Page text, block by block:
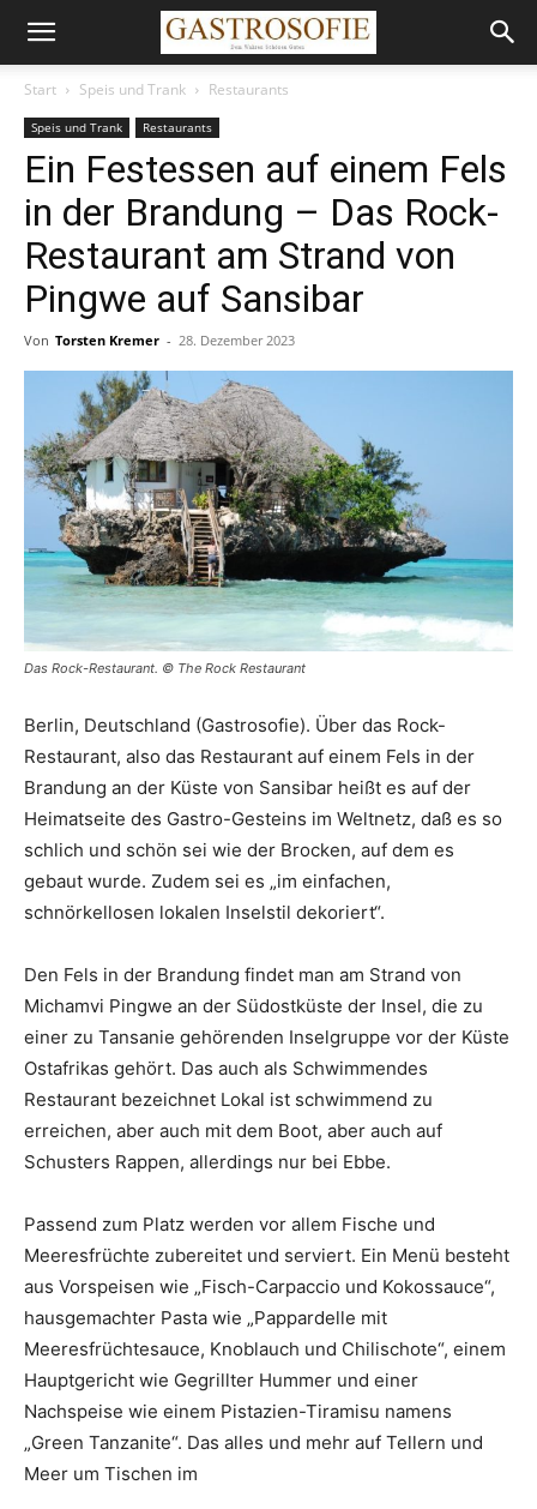
Start Speis und Trank Restaurants
Speis und Trank Restaurants
Ein Festessen auf einem Fels
in der Brandung – Das Rock-
Restaurant am Strand von
Pingwe auf Sansibar
Von Torsten Kremer - 28. Dezember 2023
Das Rock-Restaurant. © The Rock Restaurant
Berlin, Deutschland (Gastrosofie). Über das Rock-
Restaurant, also das Restaurant auf einem Fels in der
Brandung an der Küste von Sansibar heißt es auf der
Heimatseite des Gastro-Gesteins im Weltnetz, daß es so
schlich und schön sei wie der Brocken, auf dem es
gebaut wurde. Zudem sei es „im einfachen,
schnörkellosen lokalen Inselstil dekoriert“.
Den Fels in der Brandung findet man am Strand von
Michamvi Pingwe an der Südostküste der Insel, die zu
einer zu Tansanie gehörenden Inselgruppe vor der Küste
Ostafrikas gehört. Das auch als Schwimmendes
Restaurant bezeichnet Lokal ist schwimmend zu
erreichen, aber auch mit dem Boot, aber auch auf
Schusters Rappen, allerdings nur bei Ebbe.
Passend zum Platz werden vor allem Fische und
Meeresfrüchte zubereitet und serviert. Ein Menü besteht
aus Vorspeisen wie „Fisch-Carpaccio und Kokossauce“,
hausgemachter Pasta wie „Pappardelle mit
Meeresfrüchtesauce, Knoblauch und Chilischote“, einem
Hauptgericht wie Gegrillter Hummer und einer
Nachspeise wie einem Pistazien-Tiramisu namens
„Green Tanzanite“. Das alles und mehr auf Tellern und
Meer um Tischen im